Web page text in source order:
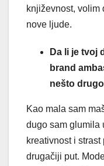
književnost, volim
nove ljude.
Da li je tvoj
brand
nešto
Kao mala sam
dugo sam glumila
kreativnost i
drugačiji put.